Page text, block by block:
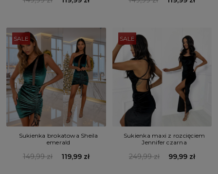
SALE
Sukienka brokatowa Sheila
emerald
149,99 zł 119,99 zł
SALE
Sukienka maxi z rozcięciem
Jennifer czarna
249,99 zł 99,99 zł